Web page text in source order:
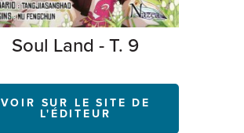
Soul Land - T. 9
VOIR SUR LE SITE DE
L'ÉDITEUR